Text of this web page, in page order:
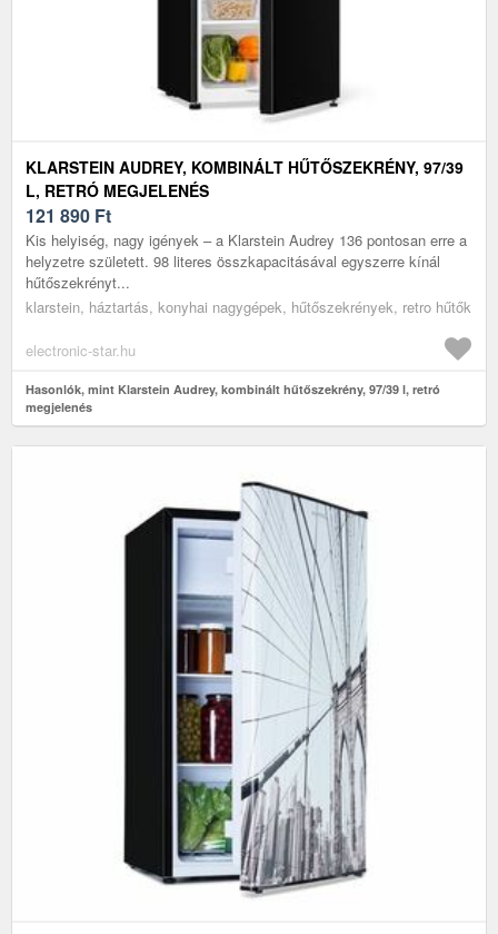
KLARSTEIN AUDREY, KOMBINÁLT HŰTŐSZEKRÉNY, 97/39
L, RETRÓ MEGJELENÉS
121 890 Ft
Kis helyiség, nagy igények – a Klarstein Audrey 136 pontosan erre a
helyzetre született. 98 literes összkapacitásával egyszerre kínál
hűtőszekrényt...
klarstein, háztartás, konyhai nagygépek, hűtőszekrények, retro hűtők
electronic-star.hu
Hasonlók, mint Klarstein Audrey, kombinált hűtőszekrény, 97/39 l, retró
megjelenés